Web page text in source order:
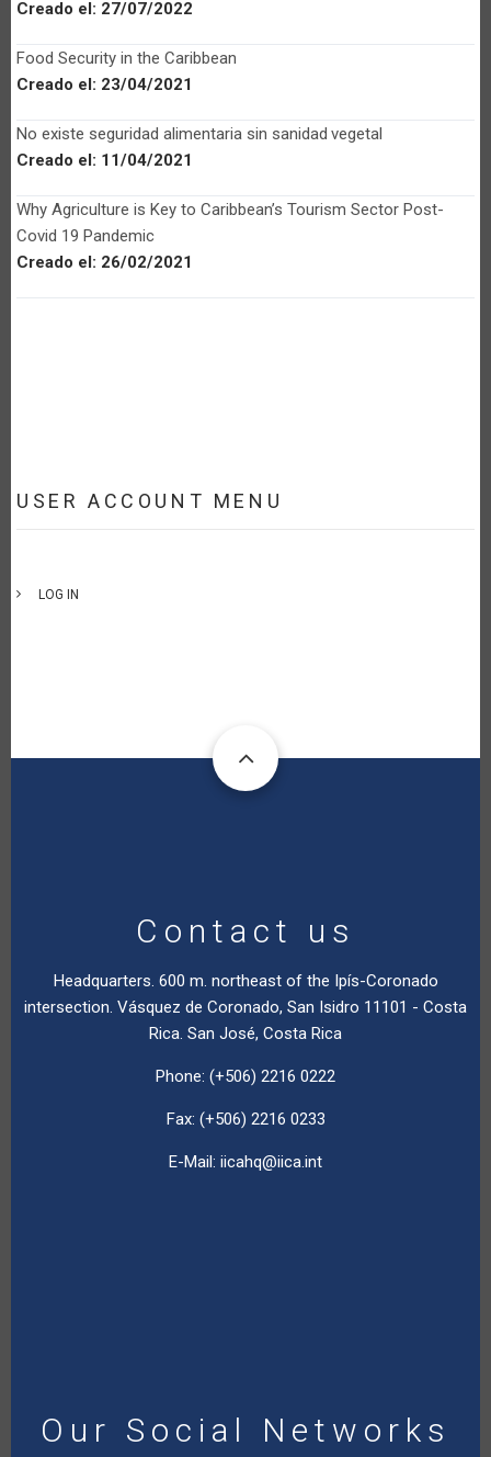
Creado el: 27/07/2022
Food Security in the Caribbean
Creado el: 23/04/2021
No existe seguridad alimentaria sin sanidad vegetal
Creado el: 11/04/2021
Why Agriculture is Key to Caribbean’s Tourism Sector Post-
Covid 19 Pandemic
Creado el: 26/02/2021
USER ACCOUNT MENU
LOG IN
Contact us
Headquarters. 600 m. northeast of the Ipís-Coronado
intersection. Vásquez de Coronado, San Isidro 11101 - Costa
Rica. San José, Costa Rica
Phone: (+506) 2216 0222
Fax: (+506) 2216 0233
E-Mail: iicahq@iica.int
Our Social Networks